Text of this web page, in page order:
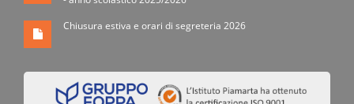
Chiusura estiva e orari di segreteria 2026